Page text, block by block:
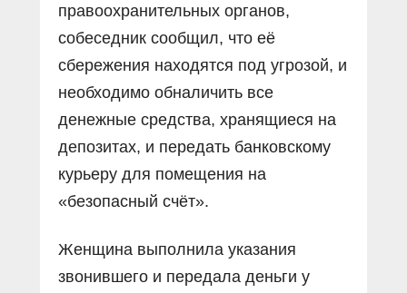
правоохранительных органов,
собеседник сообщил, что её
сбережения находятся под угрозой, и
необходимо обналичить все
денежные средства, хранящиеся на
депозитах, и передать банковскому
курьеру для помещения на
«безопасный счёт».
Женщина выполнила указания
звонившего и передала деньги у